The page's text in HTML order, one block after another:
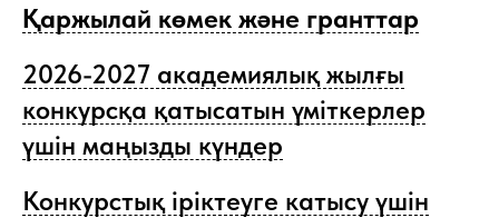
Қаржылай көмек және гранттар
2026-2027 академиялық жылғы
конкурсқа қатысатын үміткерлер
үшін маңызды күндер
Конкурстық іріктеуге катысу үшін